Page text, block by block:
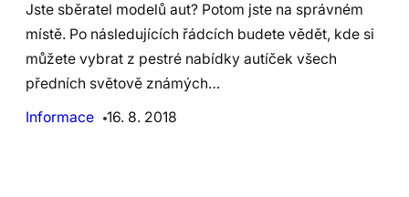
Jste sběratel modelů aut? Potom jste na správném
místě. Po následujících řádcích budete vědět, kde si
můžete vybrat z pestré nabídky autíček všech
předních světově známých…
Informace
16. 8. 2018